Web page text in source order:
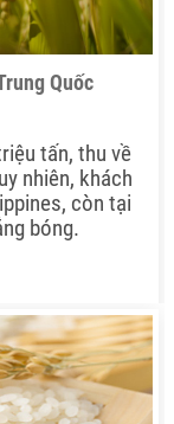
Quốc
tấn, thu về
nhiên, khách
còn tại
bóng.